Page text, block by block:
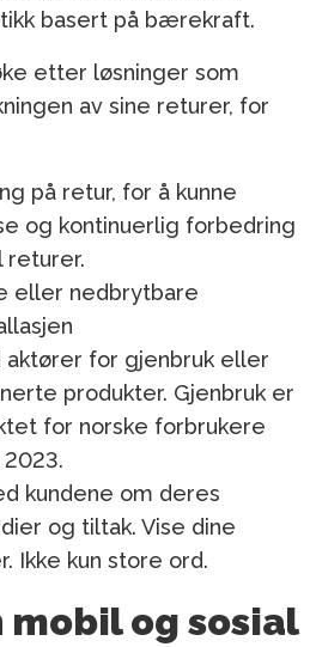
basert på bærekraft.
etter løsninger som
av sine returer, for
på retur, for å kunne
og kontinuerlig forbedring
returer.
eller nedbrytbare
aktører for gjenbruk eller
produkter. Gjenbruk er
for norske forbrukere
kundene om deres
og tiltak. Vise dine
Ikke kun store ord.
mobil og sosial